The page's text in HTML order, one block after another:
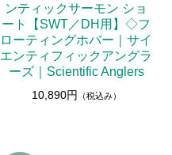
ンティックサーモン ショ
ート【SWT／DH用】◇フ
ローティングホバー｜サイ
エンティフィックアングラ
ーズ｜Scientific Anglers
10,890円 （税込み）